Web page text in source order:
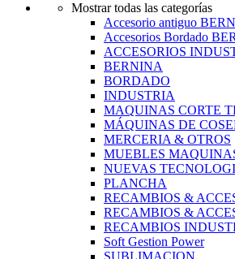
Mostrar todas las categorías
Accesorio antiguo
Accesorios Bordado
ACCESORIOS
BERNINA
BORDADO
INDUSTRIA
MAQUINAS CORTE
MÁQUINAS DE
MERCERIA & OTROS
MUEBLES
NUEVAS
PLANCHA
RECAMBIOS &
RECAMBIOS &
RECAMBIOS
Soft Gestion Power